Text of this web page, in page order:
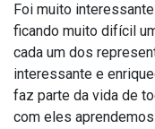
Foi muito
ficando muito difícil
cada um dos
interessante e
faz parte da vida de
com eles